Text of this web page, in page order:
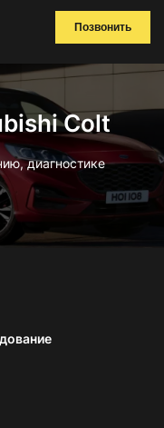
Позвонить
Colt
диагностике